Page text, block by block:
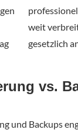
weit
gesetzlich
vs.
und Backups